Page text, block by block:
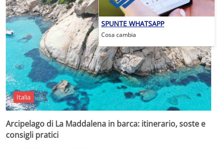
Italia
Arcipelago di La Maddalena in barca: itinerario, soste e
consigli pratici
SPUNTE WHATSAPP
Cosa cambia